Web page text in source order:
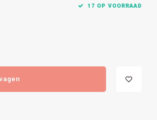
17 OP VOORRAAD